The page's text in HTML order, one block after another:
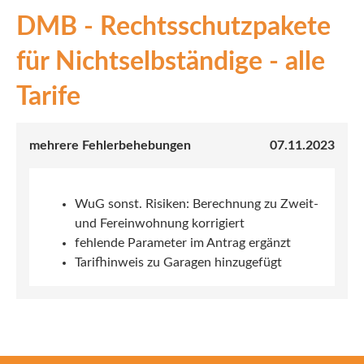
INEX
Sach
Leben
DMB - Rechtsschutzpakete
für Nichtselbständige - alle
Tarife
07.11.2023
mehrere Fehlerbehebungen
WuG sonst. Risiken: Berechnung zu Zweit-
und Fereinwohnung korrigiert
fehlende Parameter im Antrag ergänzt
Tarifhinweis zu Garagen hinzugefügt